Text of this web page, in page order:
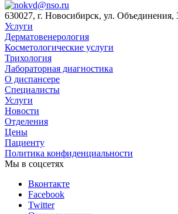
630027, г. Новосибирск, ул. Объединения,
Услуги
Дерматовенерология
Косметологические услуги
Трихология
Лабораторная диагностика
О диспансере
Специалисты
Услуги
Новости
Отделения
Цены
Пациенту
Политика конфиденциальности
Мы в соцсетях
Вконтакте
Facebook
Twitter